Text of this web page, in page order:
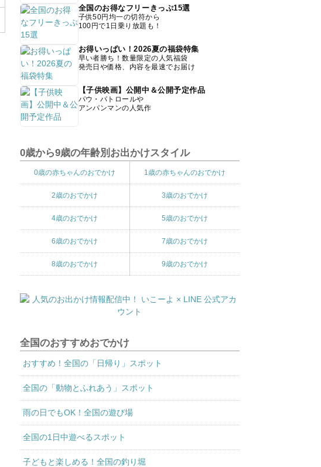
全国のお得なフリーきっぷ15選
子供50円均一の切符から
100円で1日乗り放題も！
お得いっぱい！2026夏の福袋特集
早い者勝ち！数量限定の人気福袋
発売日や価格、内容を最速でお届け
【子供映画】公開中＆公開予定作品
パウ・パトロールや
アンパンマンの人気作
0歳から9歳の年齢別お出かけスタイル
0歳の赤ちゃんのおでかけ 1歳の赤ちゃんのおでかけ
2歳のおでかけ 3歳のおでかけ
4歳のおでかけ 5歳のおでかけ
6歳のおでかけ 7歳のおでかけ
8歳のおでかけ 9歳のおでかけ
全国のおすすめおでかけ
おすすめ！全国の「日帰り」スポット
全国の「動物とふれあう」スポット
雨の日でもOK！全国の遊び場
全国の1日中遊べるスポット
子どもと楽しめる！全国の釣り堀